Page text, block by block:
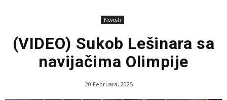
Novosti
(VIDEO) Sukob Lešinara sa
navijačima Olimpije
20 Februara, 2025